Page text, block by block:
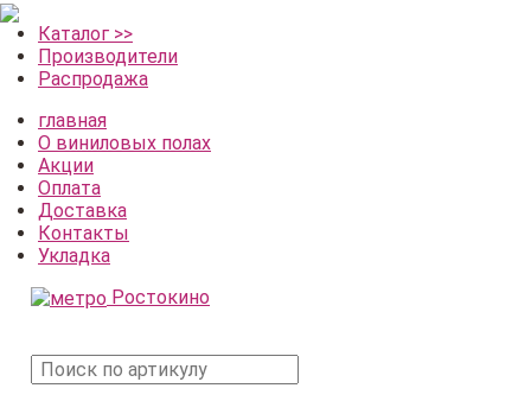
Каталог >>
Производители
Распродажа
главная
О виниловых полах
Акции
Оплата
Доставка
Контакты
Укладка
Ростокино